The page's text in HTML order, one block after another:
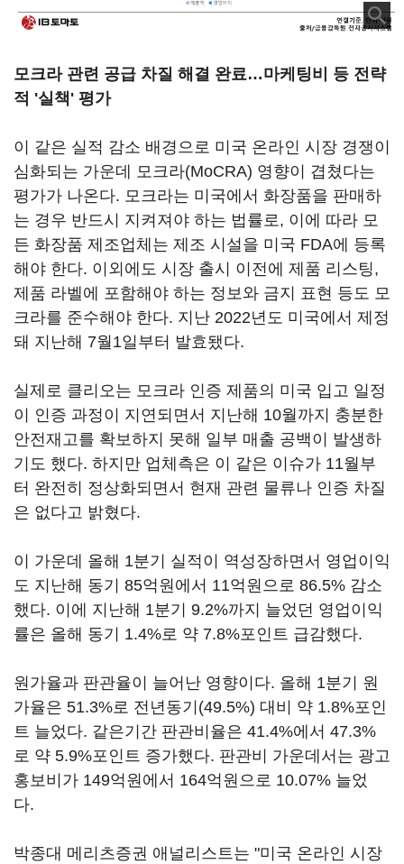
모크라 관련 공급 차질 해결 완료…마케팅비 등 전략
적 '실책' 평가
이 같은 실적 감소 배경으로 미국 온라인 시장 경쟁이
심화되는 가운데 모크라(MoCRA) 영향이 겹쳤다는
평가가 나온다. 모크라는 미국에서 화장품을 판매하
는 경우 반드시 지켜져야 하는 법률로, 이에 따라 모
든 화장품 제조업체는 제조 시설을 미국 FDA에 등록
해야 한다. 이외에도 시장 출시 이전에 제품 리스팅,
제품 라벨에 포함해야 하는 정보와 금지 표현 등도 모
크라를 준수해야 한다. 지난 2022년도 미국에서 제정
돼 지난해 7월1일부터 발효됐다.
실제로 클리오는 모크라 인증 제품의 미국 입고 일정
이 인증 과정이 지연되면서 지난해 10월까지 충분한
안전재고를 확보하지 못해 일부 매출 공백이 발생하
기도 했다. 하지만 업체측은 이 같은 이슈가 11월부
터 완전히 정상화되면서 현재 관련 물류나 인증 차질
은 없다고 밝혔다.
이 가운데 올해 1분기 실적이 역성장하면서 영업이익
도 지난해 동기 85억원에서 11억원으로 86.5% 감소
했다. 이에 지난해 1분기 9.2%까지 늘었던 영업이익
률은 올해 동기 1.4%로 약 7.8%포인트 급감했다.
원가율과 판관율이 늘어난 영향이다. 올해 1분기 원
가율은 51.3%로 전년동기(49.5%) 대비 약 1.8%포인
트 늘었다. 같은기간 판관비율은 41.4%에서 47.3%
로 약 5.9%포인트 증가했다. 판관비 가운데서는 광고
홍보비가 149억원에서 164억원으로 10.07% 늘었
다.
박종대 메리츠증권 애널리스트는 "미국 온라인 시장